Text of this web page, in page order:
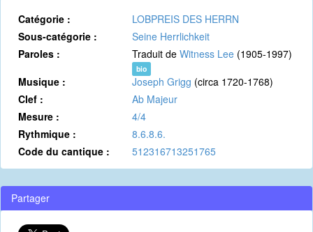
Catégorie :
LOBPREIS DES HERRN
Sous-catégorie :
Seine Herrlichkeit
Paroles :
Traduit de Witness Lee (1905-1997)
bio
Musique : Joseph Grigg (circa 1720-1768)
Clef :
Ab Majeur
Mesure :
4/4
Rythmique :
8.6.8.6.
Code du cantique :
512316713251765
Partager